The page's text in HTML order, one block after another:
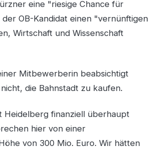
eine "riesige Chance für
OB-Kandidat einen "vernünftigen
Wirtschaft und Wissenschaft
Mitbewerberin beabsichtigt
die Bahnstadt zu kaufen.
Heidelberg finanziell überhaupt
hier von einer
von 300 Mio. Euro. Wir hätten